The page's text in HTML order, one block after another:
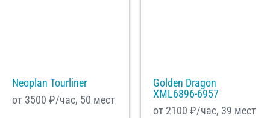
Neoplan Tourliner
от 3500 ₽/час, 50 мест
Golden Dragon
XML6896-6957
от 2100 ₽/час, 39 мест